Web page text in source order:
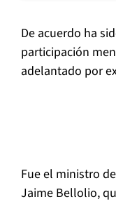
De acuerdo ha
participación
adelantado por
Fue el ministro
Jaime Bellolio,